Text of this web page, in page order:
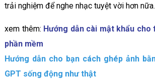
trải nghiệm để nghe nhạc tuyệt vời hơn nữa.
xem thêm: Hướng dẫn cài mật khẩu
phần mềm
Hướng dẫn cho bạn cách ghép ảnh
GPT sống động như thật